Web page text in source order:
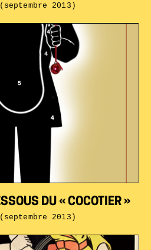
DU « COCOTIER »
2013)
2013)